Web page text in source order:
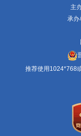
主
承办
推荐使用1024*768